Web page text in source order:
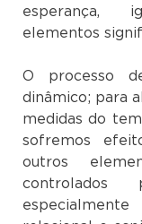
esperança,
elementos
O processo
dinâmico; para
medidas do
sofremos
outros
controlados